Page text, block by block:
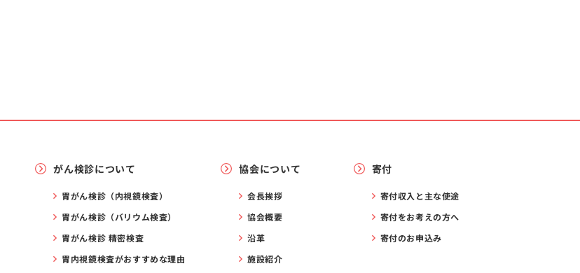
がん検診について
胃がん検診（内視鏡検査）
胃がん検診（バリウム検査）
胃がん検診 精密検査
胃内視鏡検査がおすすめな理由
協会について
会長挨拶
協会概要
沿革
施設紹介
寄付
寄付収入と主な使途
寄付をお考えの方へ
寄付のお申込み